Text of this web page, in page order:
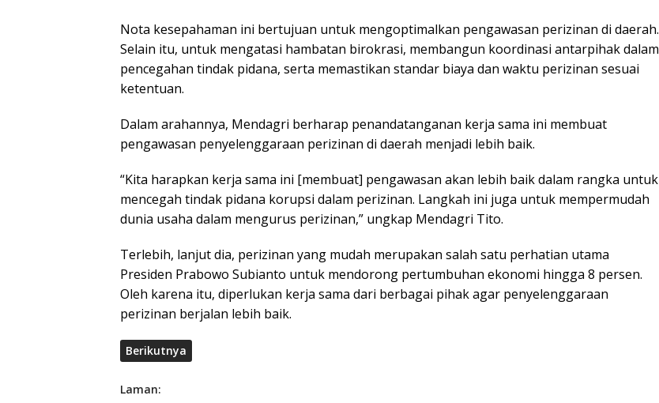
Nota kesepahaman ini bertujuan untuk mengoptimalkan pengawasan perizinan di daerah.
Selain itu, untuk mengatasi hambatan birokrasi, membangun koordinasi antarpihak dalam
pencegahan tindak pidana, serta memastikan standar biaya dan waktu perizinan sesuai
ketentuan.
Dalam arahannya, Mendagri berharap penandatanganan kerja sama ini membuat
pengawasan penyelenggaraan perizinan di daerah menjadi lebih baik.
“Kita harapkan kerja sama ini [membuat] pengawasan akan lebih baik dalam rangka untuk
mencegah tindak pidana korupsi dalam perizinan. Langkah ini juga untuk mempermudah
dunia usaha dalam mengurus perizinan,” ungkap Mendagri Tito.
Terlebih, lanjut dia, perizinan yang mudah merupakan salah satu perhatian utama
Presiden Prabowo Subianto untuk mendorong pertumbuhan ekonomi hingga 8 persen.
Oleh karena itu, diperlukan kerja sama dari berbagai pihak agar penyelenggaraan
perizinan berjalan lebih baik.
Berikutnya
Laman: